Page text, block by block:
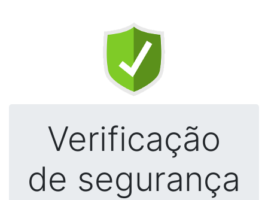
Verificação
de segurança